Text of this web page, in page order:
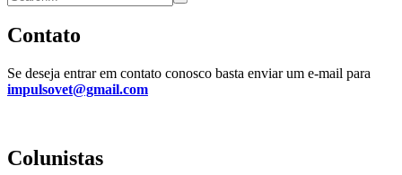
Contato
Se deseja entrar em contato conosco basta enviar um e-mail para
impulsovet@gmail.com
Colunistas